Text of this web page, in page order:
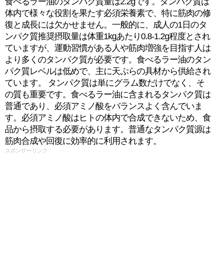
体内で様々な役割を果たす必須栄養素で、特に筋肉の修
復と成長には欠かせません。一般的に、成人の1日のタ
ンパク質推奨摂取量は体重1kgあたり0.8-1.2g程度とされ
ていますが、運動習慣がある人や筋肉増強を目指す人は
より多くのタンパク質が必要です。食べるラー油のタン
パク質レベルは低めで、主に天ぷらの具材から供給され
ています。 タンパク質は単にグラム数だけでなく、そ
の質も重要です。食べるラー油に含まれるタンパク質は
普通であり、必須アミノ酸をバランスよく含んでいま
す。必須アミノ酸はヒトの体内で合成できないため、食
品から摂取する必要があります。普通なタンパク質源は
筋肉合成や回復に効率的に利用されます。
スポンサーリンク